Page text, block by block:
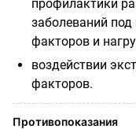
профилактики
заболеваний
факторов и
воздействии
факторов.
Противопоказания